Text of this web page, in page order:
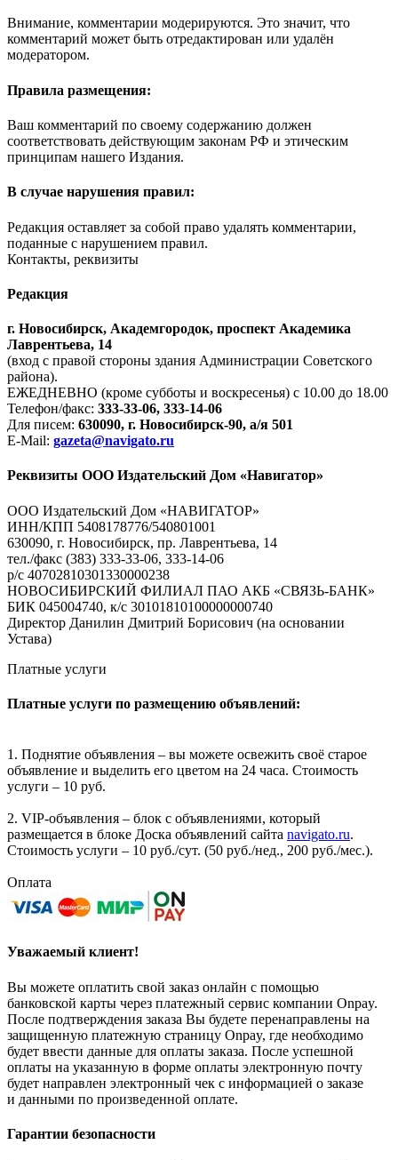
Внимание, комментарии модерируются. Это значит, что
комментарий может быть отредактирован или удалён
модератором.
Правила размещения:
Ваш комментарий по своему содержанию должен
соответствовать действующим законам РФ и этическим
принципам нашего Издания.
В случае нарушения правил:
Редакция оставляет за собой право удалять комментарии,
поданные с нарушением правил.
Контакты, реквизиты
Редакция
г. Новосибирск, Академгородок, проспект Академика
Лаврентьева, 14
(вход с правой стороны здания Администрации Советского
района).
ЕЖЕДНЕВНО (кроме субботы и воскресенья) с 10.00 до 18.00
Телефон/факс: 333-33-06, 333-14-06
Для писем: 630090, г. Новосибирск-90, а/я 501
E-Mail: gazeta@navigato.ru
Реквизиты ООО Издательский Дом «Навигатор»
ООО Издательский Дом «НАВИГАТОР»
ИНН/КПП 5408178776/540801001
630090, г. Новосибирск, пр. Лаврентьева, 14
тел./факс (383) 333-33-06, 333-14-06
р/с 40702810301330000238
НОВОСИБИРСКИЙ ФИЛИАЛ ПАО АКБ «СВЯЗЬ-БАНК»
БИК 045004740, к/с 30101810100000000740
Директор Данилин Дмитрий Борисович (на основании
Устава)
Платные услуги
Платные услуги по размещению объявлений:
1. Поднятие объявления – вы можете освежить своё старое
объявление и выделить его цветом на 24 часа. Стоимость
услуги – 10 руб.
2. VIP-объявления – блок с объявлениями, который
размещается в блоке Доска объявлений сайта navigato.ru.
Стоимость услуги – 10 руб./сут. (50 руб./нед., 200 руб./мес.).
Оплата
Уважаемый клиент!
Вы можете оплатить свой заказ онлайн с помощью
банковской карты через платежный сервис компании Onpay.
После подтверждения заказа Вы будете перенаправлены на
защищенную платежную страницу Onpay, где необходимо
будет ввести данные для оплаты заказа. После успешной
оплаты на указанную в форме оплаты электронную почту
будет направлен электронный чек с информацией о заказе
и данными по произведенной оплате.
Гарантии безопасности